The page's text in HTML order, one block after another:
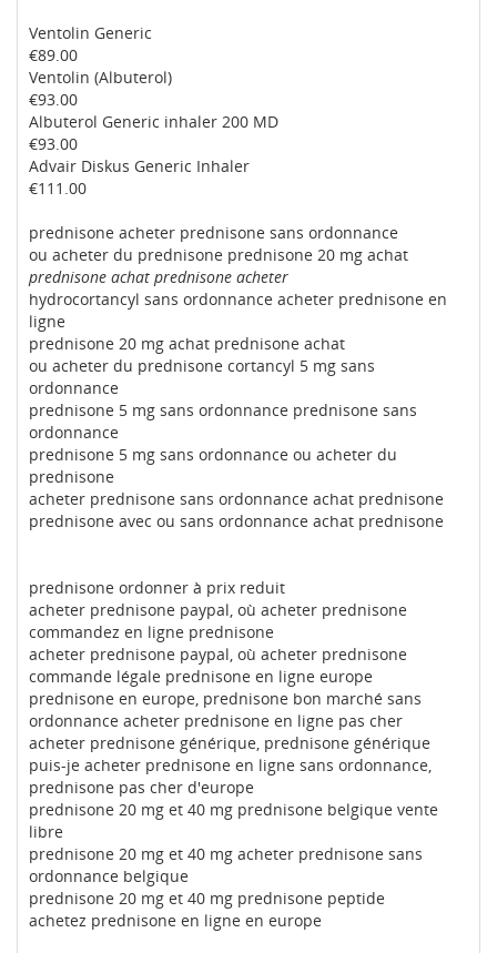
Ventolin Generic
€89.00
Ventolin (Albuterol)
€93.00
Albuterol Generic inhaler 200 MD
€93.00
Advair Diskus Generic Inhaler
€111.00
prednisone acheter prednisone sans ordonnance
ou acheter du prednisone prednisone 20 mg achat
prednisone achat prednisone acheter
hydrocortancyl sans ordonnance acheter prednisone en
ligne
prednisone 20 mg achat prednisone achat
ou acheter du prednisone cortancyl 5 mg sans
ordonnance
prednisone 5 mg sans ordonnance prednisone sans
ordonnance
prednisone 5 mg sans ordonnance ou acheter du
prednisone
acheter prednisone sans ordonnance achat prednisone
prednisone avec ou sans ordonnance achat prednisone
prednisone ordonner à prix reduit
acheter prednisone paypal, où acheter prednisone
commandez en ligne prednisone
acheter prednisone paypal, où acheter prednisone
commande légale prednisone en ligne europe
prednisone en europe, prednisone bon marché sans
ordonnance acheter prednisone en ligne pas cher
acheter prednisone générique, prednisone générique
puis-je acheter prednisone en ligne sans ordonnance,
prednisone pas cher d'europe
prednisone 20 mg et 40 mg prednisone belgique vente
libre
prednisone 20 mg et 40 mg acheter prednisone sans
ordonnance belgique
prednisone 20 mg et 40 mg prednisone peptide
achetez prednisone en ligne en europe